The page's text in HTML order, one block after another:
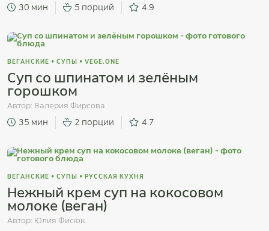
30 мин 5 порций 4.9
ВЕГАНСКИЕ • СУПЫ • VEGE.ONE
Суп со шпинатом и зелёным
горошком
Автор: Валерия Фирсова
35 мин 2 порции 4.7
ВЕГАНСКИЕ • СУПЫ • РУССКАЯ КУХНЯ
Нежный крем суп на кокосовом
молоке (веган)
Автор: Юлия Фисюк